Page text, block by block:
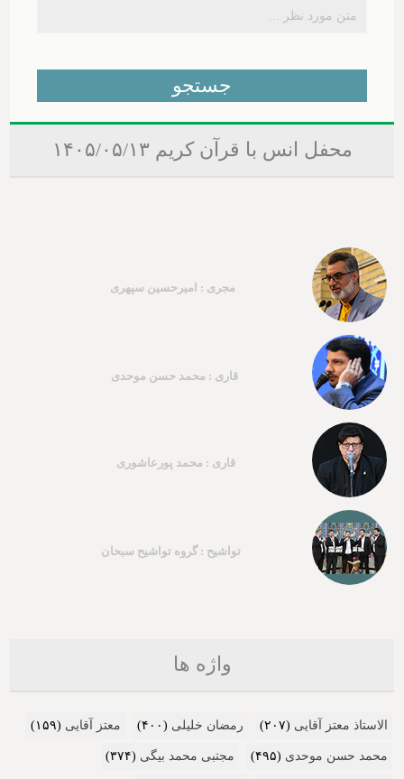
محفل انس با قرآن کریم ۱۴۰۵/۰۵/۱۳
مجری : امیرحسین سپهری
قاری : محمد حسن موحدی
قاری : محمد پورعاشوری
تواشیح : گروه تواشیح سبحان
واژه ها
الاستاذ معتز آقایی (۲۰۷) رمضان خلیلی (۴۰۰) معتز آقایی (۱۵۹)
محمد حسن موحدی (۴۹۵) مجتبی محمد بیگی (۳۷۴)